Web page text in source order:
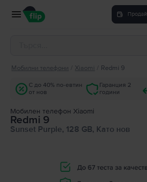
Продай
Мобилни телефони Xiaomi Redmi 9
С до 40% по-евтин
от нов
Гаранция 2
години
Мобилен телефон Xiaomi
Redmi 9
Sunset Purple, 128 GB, Като нов